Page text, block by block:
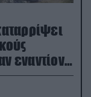
εναντίον